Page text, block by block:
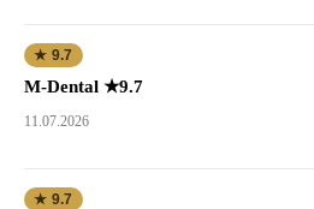
★ 9.7
M-Dental ★9.7
11.07.2026
★ 9.7